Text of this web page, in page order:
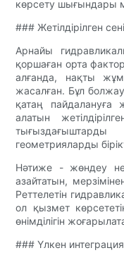
көрсету шығындары
### Жетілдірілген
Арнайы
қоршаған орта
алғанда, нақты
жасалған. Бұл
қатаң пайдалануға
алатын
геометрияларды
Нәтиже - жөндеу
азайтатын,
Реттелетін
ол қызмет
өнімділігін
### Үлкен